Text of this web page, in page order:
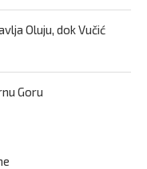
Oluju, dok Vučić
Goru